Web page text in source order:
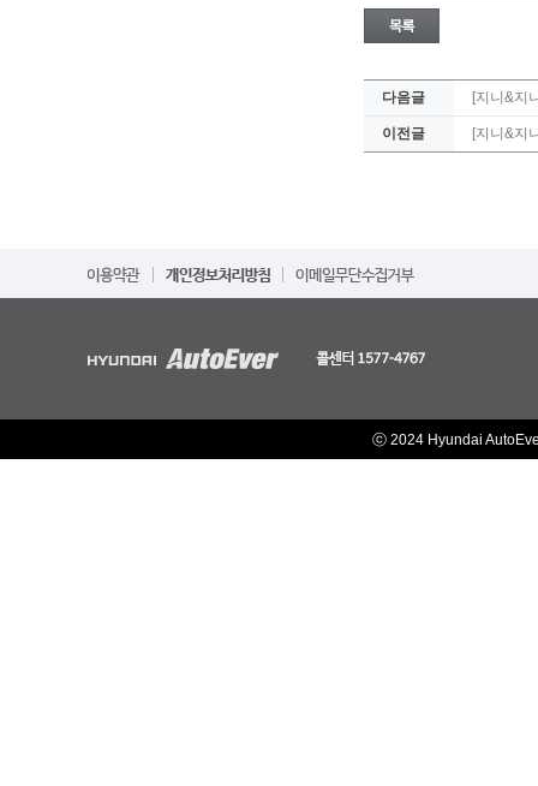
다음글 [지니&지
이전글 [지니&지
ⓒ 2024 Hyundai